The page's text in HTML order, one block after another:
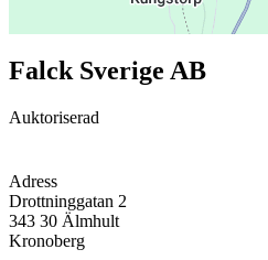
Falck Sverige AB
Auktoriserad
Adress
Drottninggatan 2
343 30 Älmhult
Kronoberg